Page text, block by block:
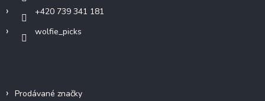
+420 739 341 181
wolfie_picks
Prodávané značky